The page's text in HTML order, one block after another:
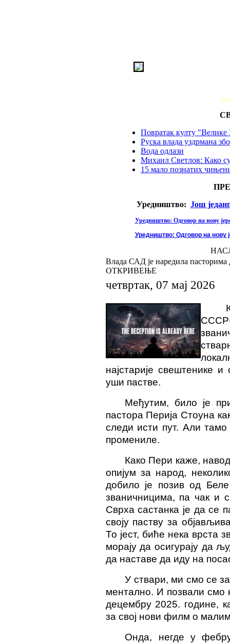
Повратак култу "Велике
Руска влада уздрмана
Вода одлази
Михаил Светлов: Како
15 мало познатих
Уредништво: Још
Уредништво: Одговор на нову
Уредништво: Одговор на нову
Влада САД је наредила пасторима
ОТКРИВЕЊЕ
четвртак, 07 мај 2026
СССР-
најстарије свештенике
уши пастве.
Међутим, било је
пастора Перија Стоуна
следи исти пут. Али тамо
промениле.
Како Пери каже,
опијум за народ,
добило је позив од
званичницима, па чак и
Сврха састанка је да се
своју паству за
То јест, биће нека врста
морају да осигурају да
да наставе да иду на
У ствари, ми смо се
ментално. И позвали смо
децембру 2025. године,
за свој нови филм о
Онда, негде у